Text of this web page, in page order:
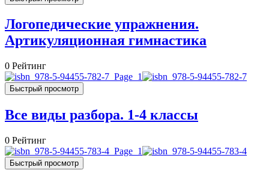
Логопедические упражнения.
Артикуляционная гимнастика
0 Рейтинг
Быстрый просмотр
Все виды разбора. 1-4 классы
0 Рейтинг
Быстрый просмотр